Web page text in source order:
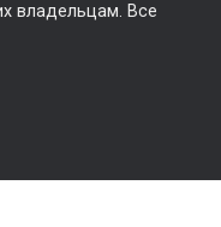
владельцам. Все